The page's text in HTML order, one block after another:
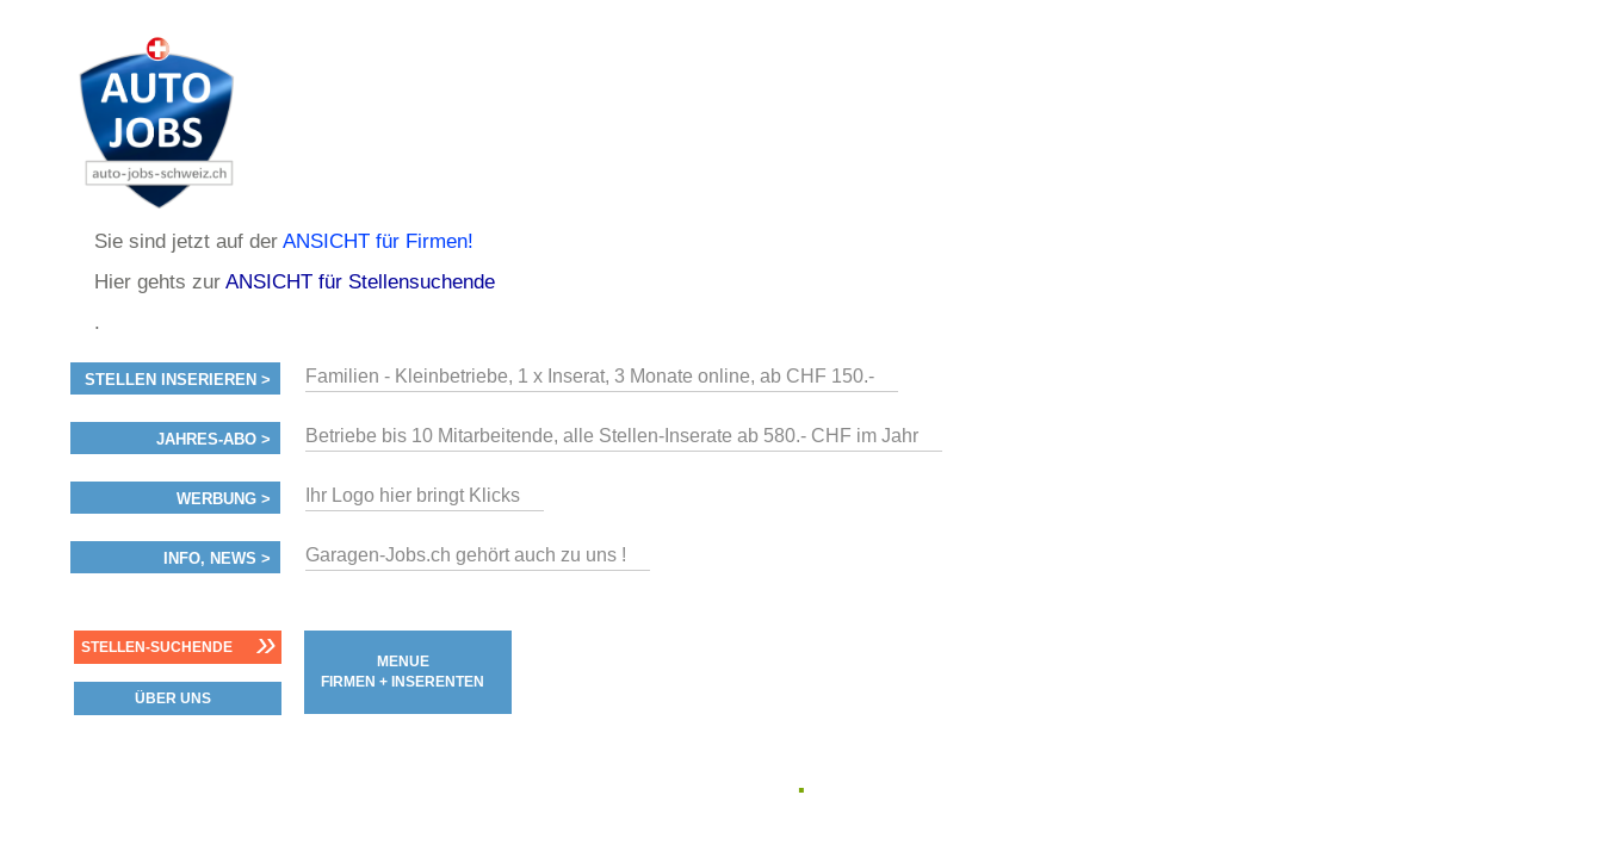
Sie sind jetzt auf der ANSICHT für Firmen!
Hier gehts zur ANSICHT für Stellensuchende
.
STELLEN INSERIEREN > Familien - Kleinbetriebe, 1 x Inserat, 3 Monate online, ab CHF 150.-
JAHRES-ABO > Betriebe bis 10 Mitarbeitende, alle Stellen-Inserate ab 580.- CHF im Jahr
WERBUNG > Ihr Logo hier bringt Klicks
INFO, NEWS > Garagen-Jobs.ch gehört auch zu uns !
STELLEN-SUCHENDE »
ÜBER UNS
MENUE
FIRMEN + INSERENTEN
.